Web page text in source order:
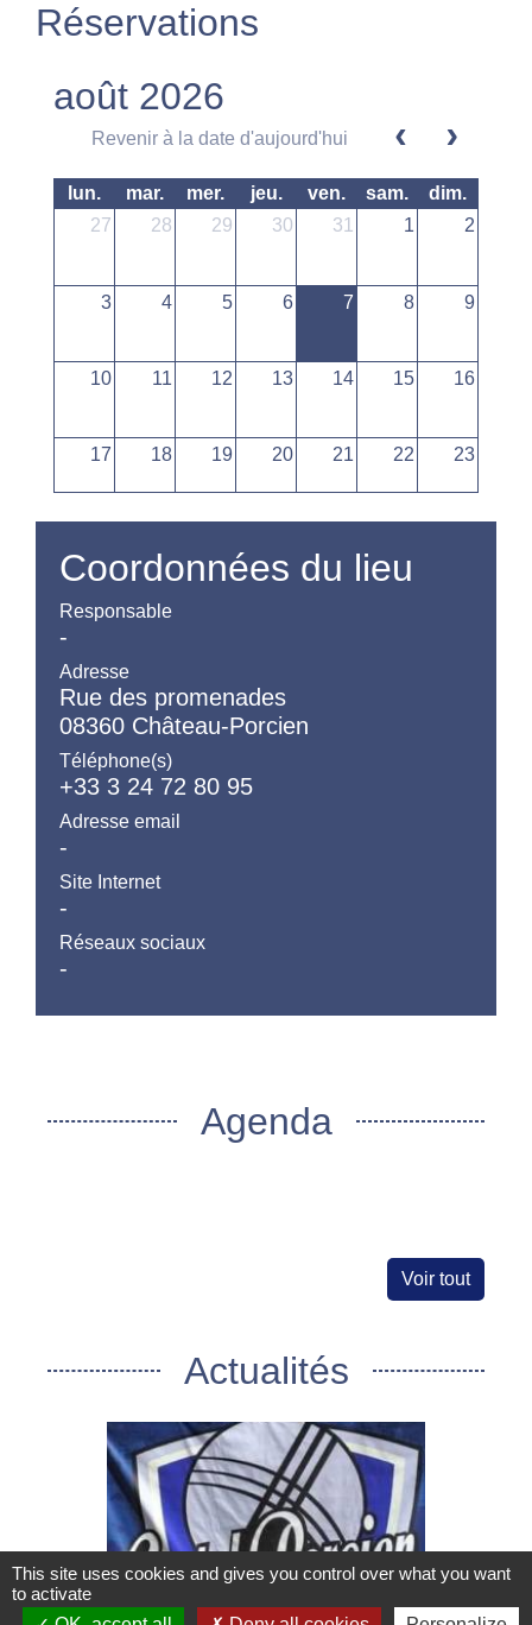
Réservations
août 2026
Revenir à la date d'aujourd'hui
lun. mar. mer. jeu. ven. sam.
dim.
27
28 29 30 31 1 2
3 4 5 6 7 8 9
10 11 12 13 14 15 16
17 18 19 20 21 22 23
31 1
Coordonnées du lieu
Responsable
-
Adresse
Rue des promenades
08360 Château-Porcien
Téléphone(s)
+33 3 24 72 80 95
Adresse email
-
Site Internet
-
Réseaux sociaux
-
Agenda
Voir tout
Actualités
This site uses cookies and gives you control over what you want
to activate